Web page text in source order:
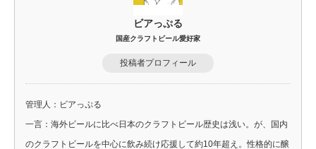
ビアっぷる
国産クラフトビール愛好家
投稿者プロフィール
管理人：ビアっぷる
一言：海外ビールに比べ日本のクラフトビール歴史は浅い。が、国内
のクラフトビールを中心に飲み続け応援して約10年超え。性格的に醸